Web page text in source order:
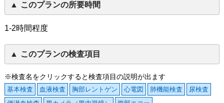
このプランの所要時間
1-2時間程度
このプランの検査項目
※検査名をクリックすると検査項目の説明が出ます
基本検査 血液検査 胸部レントゲン 心電図 肺機能検査
尿検査